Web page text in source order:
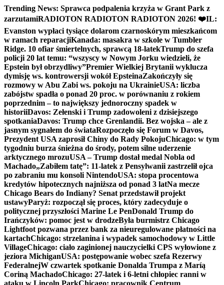
Skip
to
Trending News: Sprawca podpalenia krzyża w Grant Park z
zarzutamiRADIOTON RADIOTON RADIOTON 2026! ❤️IL:
Evanston wypłaci tysiące dolarom czarnoskórym mieszkańcom
w ramach reparacjiKanada: masakra w szkole w Tumbler
Ridge. 10 ofiar śmiertelnych, sprawcą 18-latekTrump do szefa
policji 20 lat temu: “wszyscy w Nowym Jorku wiedzieli, że
Epstein był obrzydliwy”Premier Wielkiej Brytanii wyklucza
dymisję ws. kontrowersji wokół EpsteinaZakończyły się
rozmowy w Abu Zabi ws. pokoju na UkrainieUSA: liczba
zabójstw spadła o ponad 20 proc. w porównaniu z rokiem
poprzednim – to największy jednoroczny spadek w
historiiDavos: Zełenski i Trump zadowoleni z dzisiejszego
spotkaniaDavos: Trump chce Grenlandii. Bez wojska – ale z
jasnym sygnałem do świataRozpoczęło się Forum w Davos,
Prezydent USA zaprosił Chiny do Rady PokojuChicago: w tym
tygodniu burza śnieżna do środy, potem silne uderzenie
arktycznego mrozuUSA – Trump dostał medal Nobla od
Machado„Zabiłem tatę”: 11-latek z Pensylwanii zastrzelił ojca
po zabraniu mu konsoli NintendoUSA: stopa procentowa
kredytów hipotecznych najniższa od ponad 3 latNa mecze
Chicago Bears do Indiany? Senat przedstawił projekt
ustawyParyż: rozpoczął się proces, który zadecyduje o
politycznej przyszłości Marine Le PenDonald Trump do
Irańczyków: pomoc jest w drodzeByła burmistrz Chicago
Lightfoot pozwana przez bank za nieuregulowane płatności na
kartachChicago: strzelanina i wypadek samochodowy w Little
VillageChicago: ciało zaginionej nauczycielki CPS wyłowione z
jeziora MichiganUSA: postępowanie wobec szefa Rezerwy
FederalnejW czwartek spotkanie Donalda Trumpa z Maríą
Coriną MachadoChicago: 27-latek i 6-letni chłopiec ranni w
ataku w Lincoln ParkChicago: pracownik Centrum